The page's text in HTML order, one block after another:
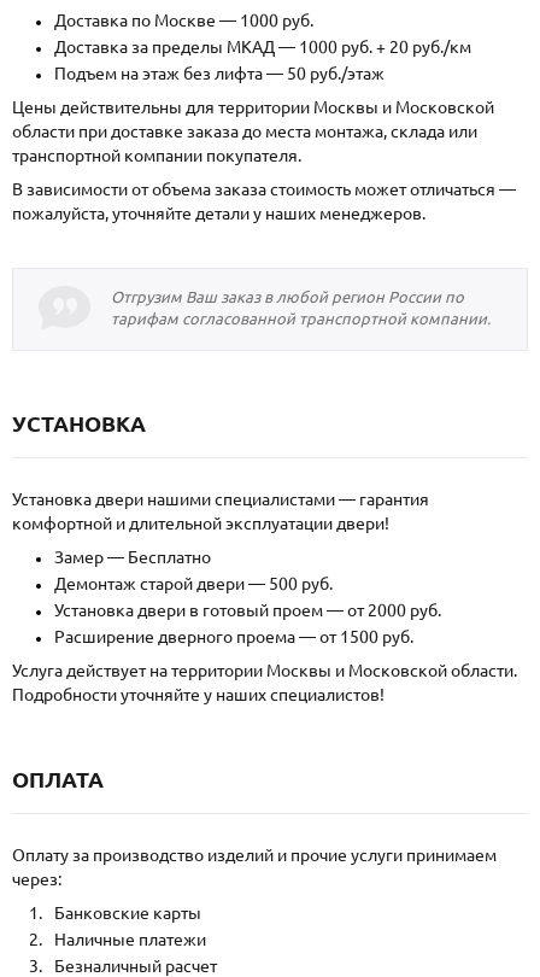
Доставка по Москве — 1000 руб.
Доставка за пределы МКАД — 1000 руб. + 20 руб./км
Подъем на этаж без лифта — 50 руб./этаж
Цены действительны для территории Москвы и Московской
области при доставке заказа до места монтажа, склада или
транспортной компании покупателя.
В зависимости от объема заказа стоимость может отличаться —
пожалуйста, уточняйте детали у наших менеджеров.
Отгрузим Ваш заказ в любой регион России по
тарифам согласованной транспортной компании.
УСТАНОВКА
Установка двери нашими специалистами — гарантия
комфортной и длительной эксплуатации двери!
Замер — Бесплатно
Демонтаж старой двери — 500 руб.
Установка двери в готовый проем — от 2000 руб.
Расширение дверного проема — от 1500 руб.
Услуга действует на территории Москвы и Московской области.
Подробности уточняйте у наших специалистов!
ОПЛАТА
Оплату за производство изделий и прочие услуги принимаем
через:
Банковские карты
Наличные платежи
Безналичный расчет